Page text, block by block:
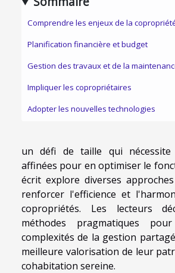
Comprendre les enjeux de la
Planification financière et budget
Gestion des travaux et de la
Impliquer les copropriétaires
Adopter les nouvelles technologies
un défi de taille qui nécessite
affinées pour en optimiser le
écrit explore diverses
renforcer l'efficience et
copropriétés. Les lecteurs
méthodes pragmatiques
complexités de la gestion
meilleure valorisation de leur
cohabitation sereine.